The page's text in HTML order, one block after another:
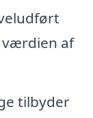
værdien af
tilbyder